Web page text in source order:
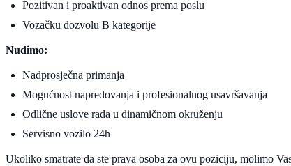
Pozitivan i proaktivan odnos prema poslu
Vozačku dozvolu B kategorije
Nudimo:
Nadprosječna primanja
Mogućnost napredovanja i profesionalnog usavršavanja
Odlične uslove rada u dinamičnom okruženju
Servisno vozilo 24h
Ukoliko smatrate da ste prava osoba za ovu poziciju, molimo